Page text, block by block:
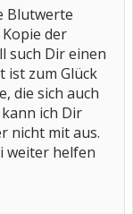
Blutwerte
der
such Dir einen
ist zum Glück
die sich auch
ich Dir
nicht mit aus.
weiter helfen